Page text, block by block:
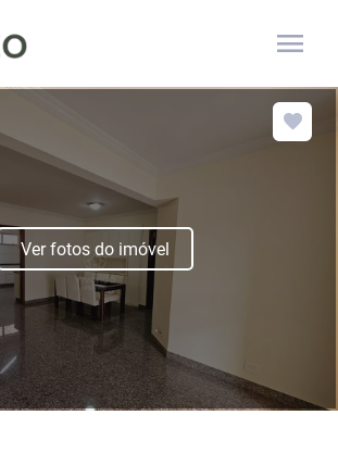
menu
Ver fotos do imóvel